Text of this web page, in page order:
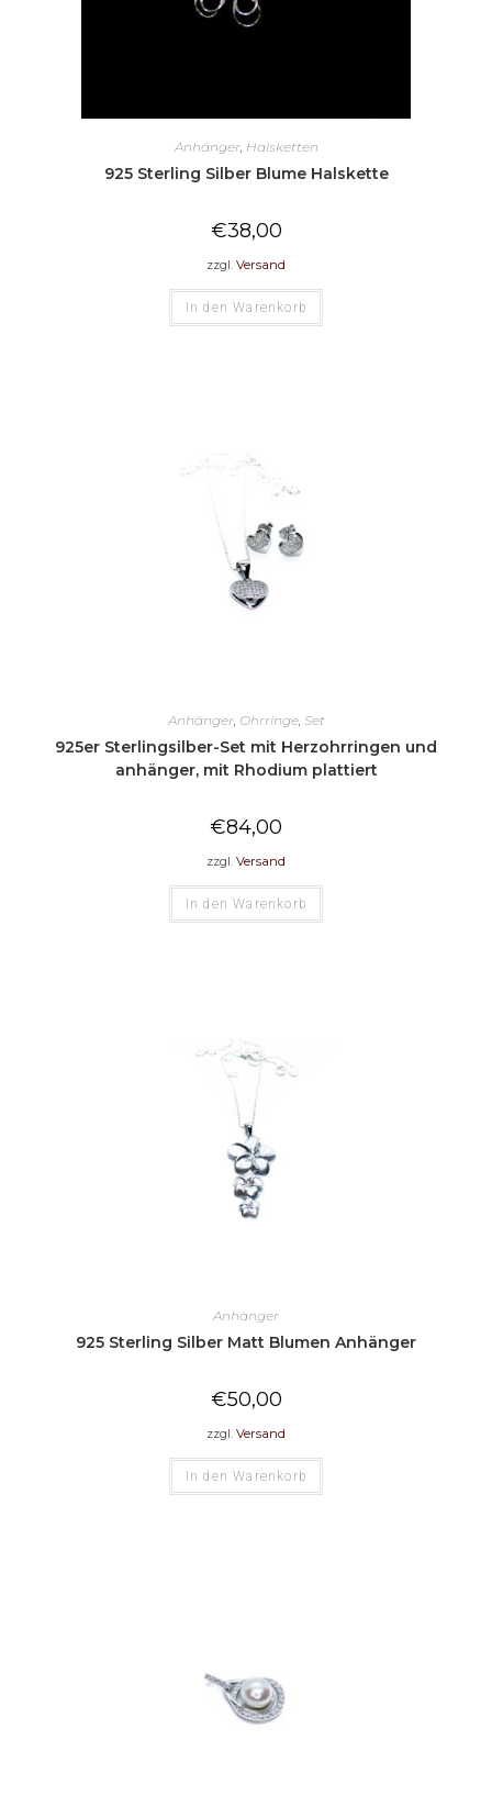
Anhänger, Halsketten
925 Sterling Silber Blume Halskette
€38,00
zzgl. Versand
In den Warenkorb
Anhänger, Ohrringe, Set
925er Sterlingsilber-Set mit Herzohrringen und
anhänger, mit Rhodium plattiert
€84,00
zzgl. Versand
In den Warenkorb
Anhänger
925 Sterling Silber Matt Blumen Anhänger
€50,00
zzgl. Versand
In den Warenkorb